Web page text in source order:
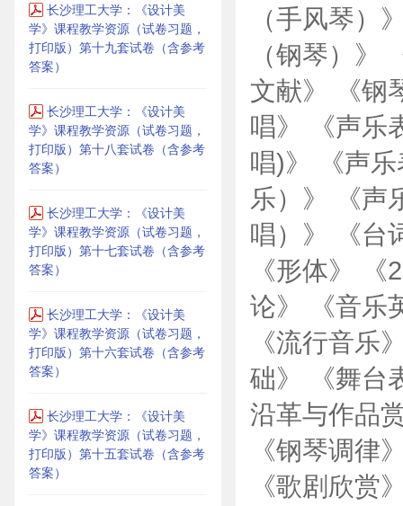
长沙理工大学：《设计美
学》课程教学资源（试卷习题，
打印版）第十九套试卷（含参考
答案）
长沙理工大学：《设计美
学》课程教学资源（试卷习题，
打印版）第十八套试卷（含参考
答案）
长沙理工大学：《设计美
学》课程教学资源（试卷习题，
打印版）第十七套试卷（含参考
答案）
长沙理工大学：《设计美
学》课程教学资源（试卷习题，
打印版）第十六套试卷（含参考
答案）
长沙理工大学：《设计美
学》课程教学资源（试卷习题，
打印版）第十五套试卷（含参考
答案）
（手风琴）
（钢琴）》
文献》 《钢
唱》 《声乐
唱)》 《声
乐）》 《声
唱）》 《台
《形体》
论》 《音乐
《流行音乐
础》 《舞台
沿革与作品
《钢琴调律
《歌剧欣赏